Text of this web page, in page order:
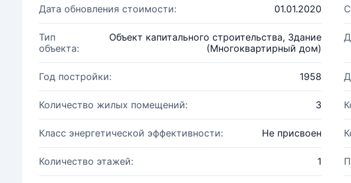
Дата обновления стоимости: 01.01.2020
Тип
объекта:
Объект капитального строительства, Здание
(Многоквартирный дом)
Год постройки: 1958
Количество жилых помещений: 3
Класс энергетической эффективности: Не присвоен
Количество этажей: 1